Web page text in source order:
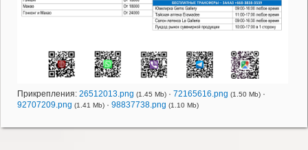
Прикрепления: 26512013.png (1.45 Mb) · 72165616.png (1.50 Mb) ·
92707209.png (1.41 Mb) · 98837738.png (1.10 Mb)